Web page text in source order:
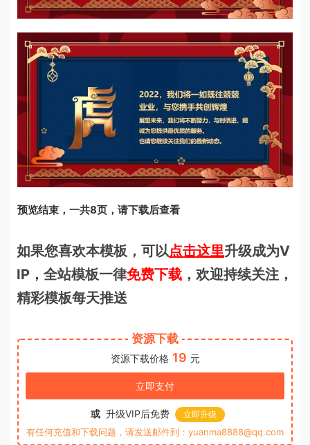
预览结束，一共8页，请下载后查看
如果您喜欢本模板，可以点击这里升级成为V
IP，全站模板一律免费下载 ，欢迎持续关注，
精彩模板每天推送
资源下载
资源下载价格 19 元
立即支付
或 升级VIP后免费 立即升级
有任何充值和下载问题，请发送邮件到：yuanma8888@qq.com